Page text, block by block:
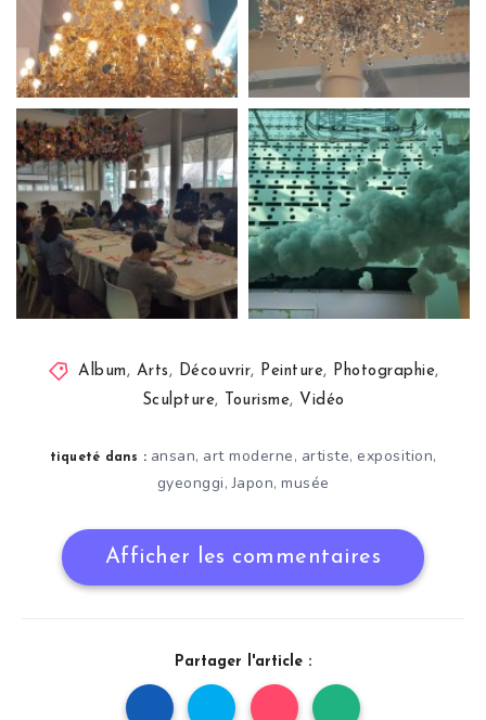
Album , Arts , Découvrir, Peinture, Photographie,
Sculpture, Tourisme, Vidéo
tiqueté dans : ansan, art moderne, artiste, exposition,
gyeonggi,Japon, musée
Afficher les commentaires
Partager l'article :